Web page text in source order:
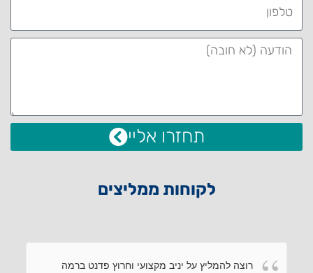
תחזרו אליי
לקוחות ממליצים
רוצה להמליץ על יניב מקצועי וחרוץ פדנט ברמה